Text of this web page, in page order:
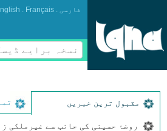
فارسی .
Français
.
نسخہ برایے
مقبول ترین خبریں
روضۂ حسینی کی جانب سے غیرملکی